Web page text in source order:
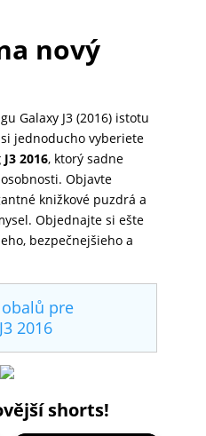
nový
Galaxy J3 (2016) istotu
jednoducho vyberiete
2016, ktorý sadne
Objavte
knižkové puzdrá a
Objednajte si ešte
bezpečnejšieho a
pre
2016
shorts!